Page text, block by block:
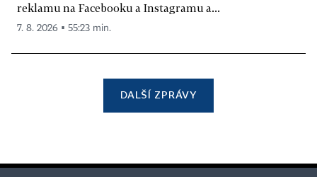
reklamu na Facebooku a Instagramu a...
7. 8. 2026 ▪ 55:23 min.
DALŠÍ ZPRÁVY